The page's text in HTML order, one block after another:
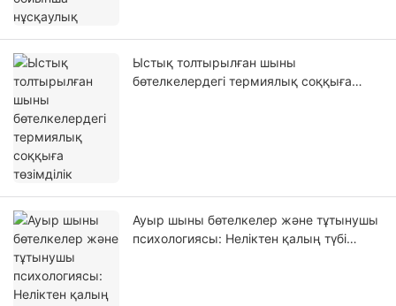
Ыстық толтырылған шыны
бөтелкелердегі термиялық соққыға
Ауыр шыны бөтелкелер және тұтынушы
психологиясы: Неліктен қалың түбі